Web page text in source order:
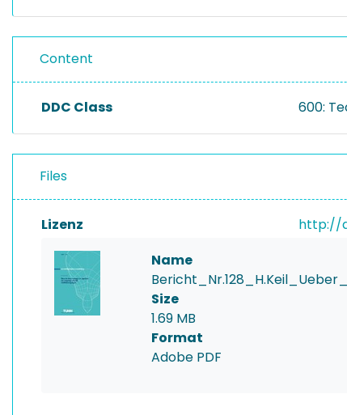
Content
DDC Class 600:
Files
Lizenz http://
Name
Size
1.69 MB
Format
Adobe PDF